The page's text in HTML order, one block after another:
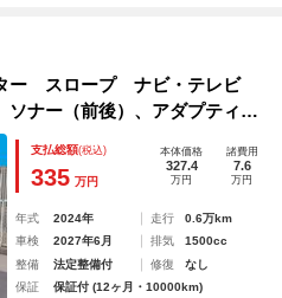
ー スロープ ナビ・テレビ
ソナー（前後）、アダプティブ
アコン、リヤクーラー、シー
グチェアマット、ウィンチリ
支払総額(税込)
335 万円
本体価格
327.4
万円
諸費用
7.6
万円
年式 2024年 走行
0.6万km
車検
2027年6月 排気
1500cc
整備
法定整備付 修復
なし
保証
保証付 (12ヶ月・10000km)